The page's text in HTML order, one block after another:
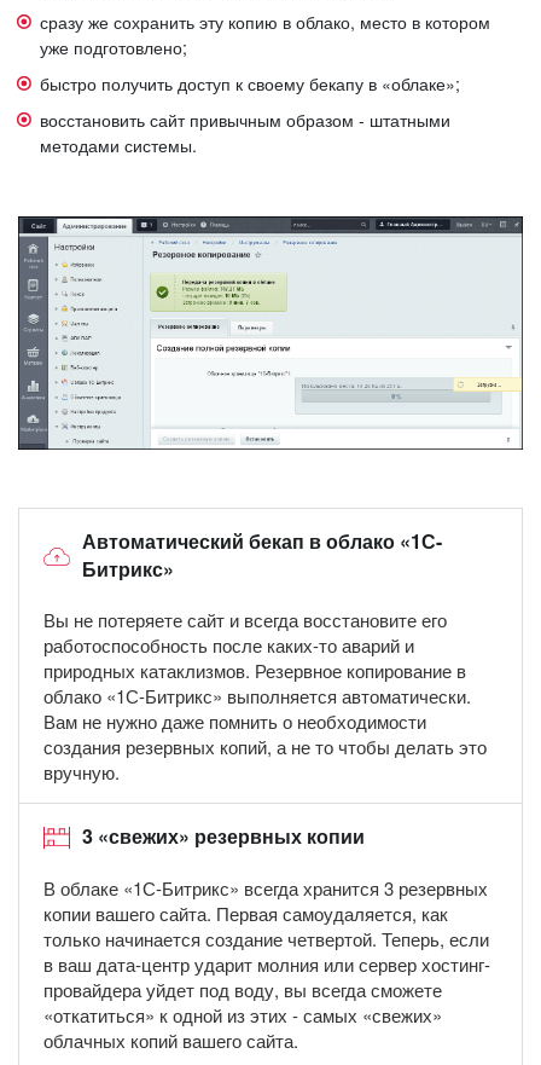
сразу же сохранить эту копию в облако, место в котором
уже подготовлено;
быстро получить доступ к своему бекапу в «облаке»;
восстановить сайт привычным образом - штатными
методами системы.
Автоматический бекап в облако «1С-
Битрикс»
Вы не потеряете сайт и всегда восстановите его
работоспособность после каких-то аварий и
природных катаклизмов. Резервное копирование в
облако «1С-Битрикс» выполняется автоматически.
Вам не нужно даже помнить о необходимости
создания резервных копий, а не то чтобы делать это
вручную.
3 «свежих» резервных копии
В облаке «1С-Битрикс» всегда хранится 3 резервных
копии вашего сайта. Первая самоудаляется, как
только начинается создание четвертой. Теперь, если
в ваш дата-центр ударит молния или сервер хостинг-
провайдера уйдет под воду, вы всегда сможете
«откатиться» к одной из этих - самых «свежих»
облачных копий вашего сайта.